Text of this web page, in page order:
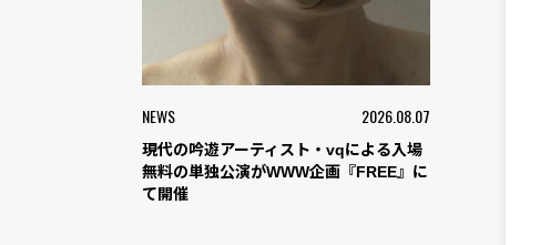
NEWS 2026.08.07
現代の吟遊アーティスト・vqによる入場
無料の単独公演がWWW企画『FREE』に
て開催